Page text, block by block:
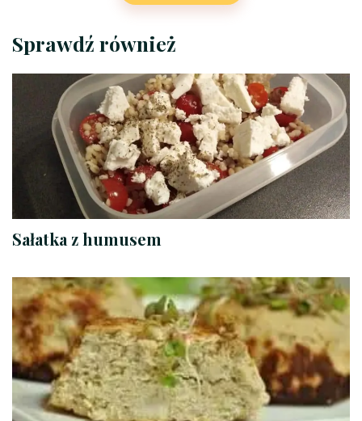
Sprawdź również
Sałatka z humusem